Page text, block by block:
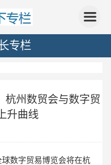
专栏
杭州数贸会与数字贸
升曲线
数字贸易博览会将在杭